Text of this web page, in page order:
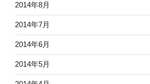
2014年8月
2014年7月
2014年6月
2014年5月